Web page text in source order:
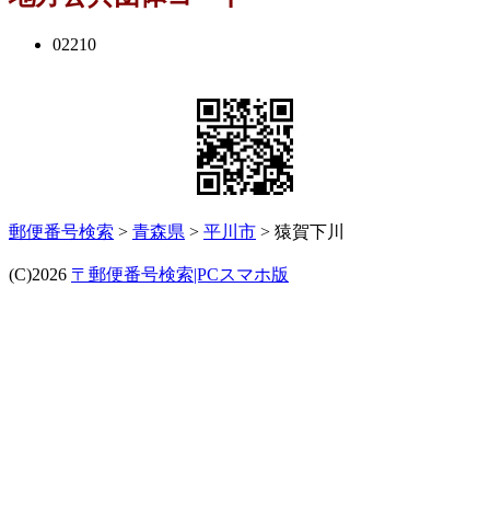
02210
郵便番号検索 > 青森県 > 平川市 > 猿賀下川
(C)2026 〒郵便番号検索|PCスマホ版